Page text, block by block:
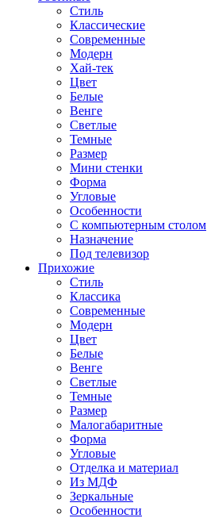
Стиль
Классические
Современные
Модерн
Хай-тек
Цвет
Белые
Венге
Светлые
Темные
Размер
Мини стенки
Форма
Угловые
Особенности
С компьютерным столом
Назначение
Под телевизор
Прихожие
Стиль
Классика
Современные
Модерн
Цвет
Белые
Венге
Светлые
Темные
Размер
Малогабаритные
Форма
Угловые
Отделка и материал
Из МДФ
Зеркальные
Особенности